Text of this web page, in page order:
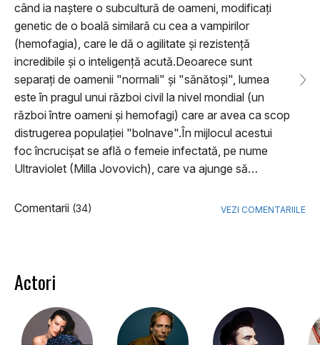
când ia naștere o subcultură de oameni, modificați
genetic de o boală similară cu cea a vampirilor
(hemofagia), care le dă o agilitate și rezistență
incredibile și o inteligență acută.Deoarece sunt
separați de oamenii "normali" și "sănătoși", lumea
este în pragul unui război civil la nivel mondial (un
război între oameni și hemofagi) care ar avea ca scop
distrugerea populației "bolnave".În mijlocul acestui
foc încrucișat se află o femeie infectată, pe nume
Ultraviolet (Milla Jovovich), care va ajunge să…
Comentarii (34) VEZI COMENTARIILE
Actori